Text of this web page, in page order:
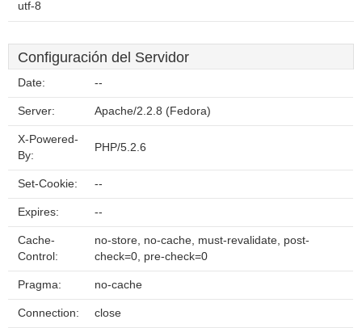
utf-8
Configuración del Servidor
Date: --
Server: Apache/2.2.8 (Fedora)
X-Powered-
By:
PHP/5.2.6
Set-Cookie: --
Expires: --
Cache-
Control:
no-store, no-cache, must-revalidate, post-
check=0, pre-check=0
Pragma: no-cache
Connection: close